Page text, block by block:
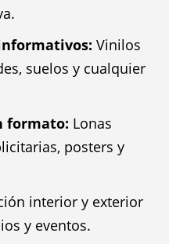
Vinilos
suelos y cualquier
formato: Lonas
posters y
interior y exterior
y eventos.